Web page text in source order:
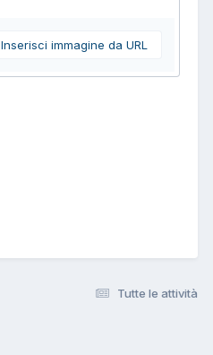
Inserisci immagine da URL
Tutte le attività